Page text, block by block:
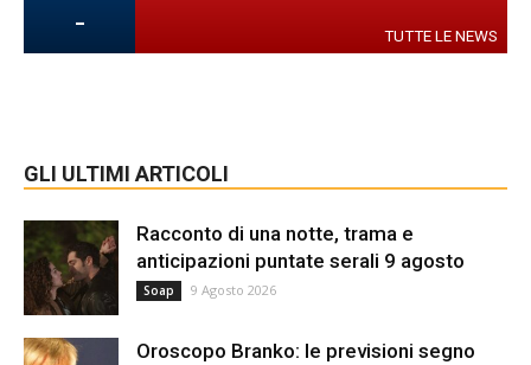
- TUTTE LE NEWS
GLI ULTIMI ARTICOLI
Racconto di una notte, trama e
anticipazioni puntate serali 9 agosto
Soap 9 Agosto 2026
Oroscopo Branko: le previsioni segno